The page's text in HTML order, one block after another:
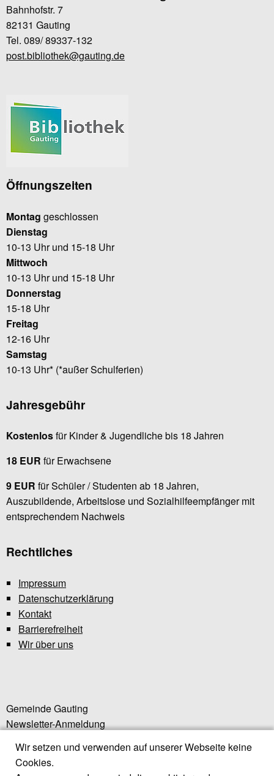
Wir setzen und verwenden auf unserer Webseite keine
Cookies.
Bahnhofstr. 7
82131 Gauting
Tel. 089/ 89337-132
post.bibliothek@gauting.de
Öffnungszeiten
Montag geschlossen
Dienstag
10-13 Uhr und 15-18 Uhr
Mittwoch
10-13 Uhr und 15-18 Uhr
Donnerstag
15-18 Uhr
Freitag
12-16 Uhr
Samstag
10-13 Uhr* (*außer Schulferien)
Jahresgebühr
Kostenlosfür Kinder & Jugendliche bis 18 Jahren
18 EUR für Erwachsene
9 EUR für Schüler / Studenten ab 18 Jahren,
Auszubildende, Arbeitslose und Sozialhilfeempfänger mit
entsprechendem Nachweis
Rechtliches
Impressum
Datenschutzerklärung
Kontakt
Barrierefreiheit
Wir über uns
Gemeinde Gauting
Newsletter-Anmeldung
Gautinger Sommerbad
Gautinger Insel